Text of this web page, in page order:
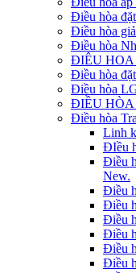
Điều hòa
Điều hòa
Điều hòa
ĐIÊU
Điều hòa
Điều hòa
ĐIỀU HÒA
Điều hòa
Linh
ĐIều
Điều
New.
Điều
Điều
Điều
Điều
Điều
Điều